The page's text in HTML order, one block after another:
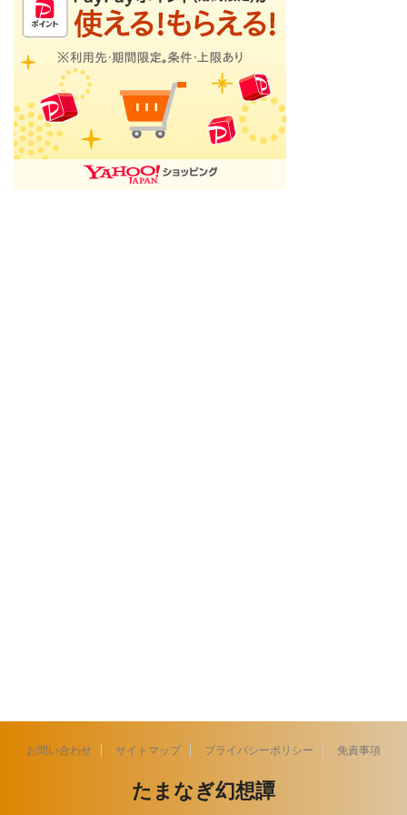
お問い合わせ サイトマップ プライバシーポリシー 免責事項
たまなぎ幻想譚